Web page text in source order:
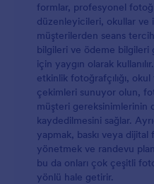
formlar, profesyonel
düzenleyicileri, okullar ve
müşterilerden seans
bilgileri ve ödeme bilgileri
için yaygın olarak
etkinlik fotoğrafçılığı,
çekimleri sunuyor olun,
müşteri gereksinimlerinin
kaydedilmesini sağlar.
yapmak, baskı veya
yönetmek ve randevu
bu da onları çok çeşitli
yönlü hale getirir.